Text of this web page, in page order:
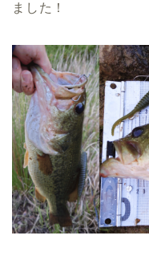
ました！